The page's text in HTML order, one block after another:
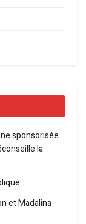
sponsorisée
la
et Madalina